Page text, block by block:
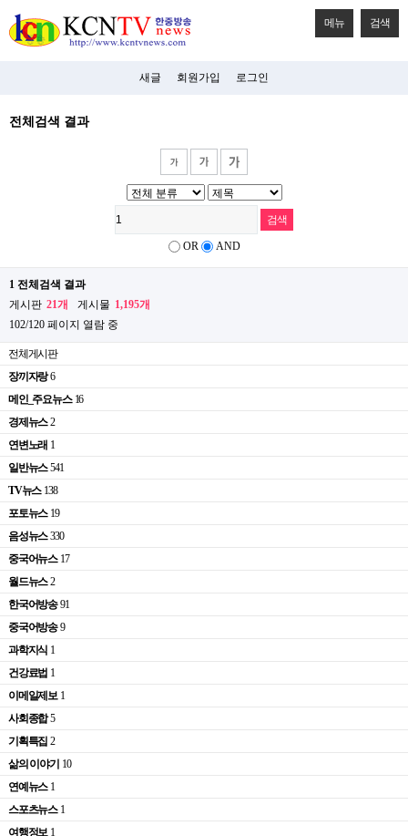
메뉴 검색
새글 회원가입 로그인
전체검색 결과
OR AND
1 전체검색 결과
게시판 21개 게시물 1,195개
102/120 페이지 열람 중
전체게시판
장끼자랑 6
메인_주요뉴스 16
경제뉴스 2
연변노래 1
일반뉴스 541
TV뉴스 138
포토뉴스 19
음성뉴스 330
중국어뉴스 17
월드뉴스 2
한국어방송 91
중국어방송 9
과학지식 1
건강료법 1
이메일제보 1
사회종합 5
기획특집 2
삶의 이야기 10
연예뉴스 1
스포츠뉴스 1
여행정보 1